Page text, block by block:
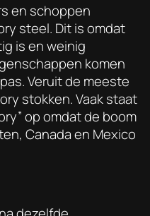
en schoppen
steel. Dit is omdat
is en weinig
komen
Veruit de meeste
stokken. Vaak staat
op omdat de boom
Canada en Mexico